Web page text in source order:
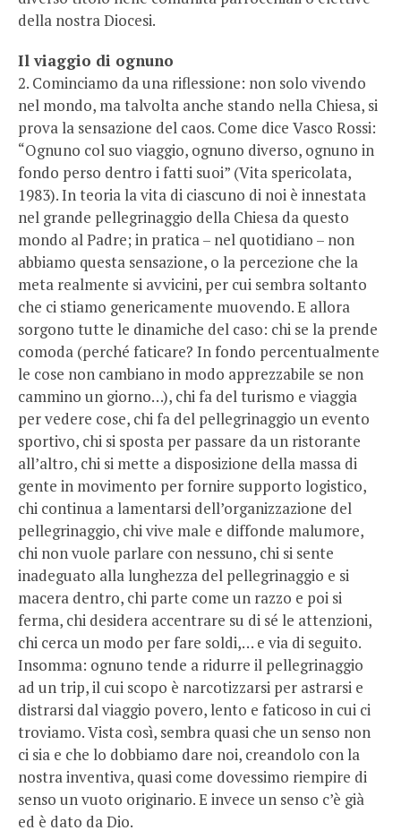
della nostra Diocesi.
Il viaggio di ognuno
2. Cominciamo da una riflessione: non solo vivendo
nel mondo, ma talvolta anche stando nella Chiesa, si
prova la sensazione del caos. Come dice Vasco Rossi:
“Ognuno col suo viaggio, ognuno diverso, ognuno in
fondo perso dentro i fatti suoi” (Vita spericolata,
1983). In teoria la vita di ciascuno di noi è innestata
nel grande pellegrinaggio della Chiesa da questo
mondo al Padre; in pratica – nel quotidiano – non
abbiamo questa sensazione, o la percezione che la
meta realmente si avvicini, per cui sembra soltanto
che ci stiamo genericamente muovendo. E allora
sorgono tutte le dinamiche del caso: chi se la prende
comoda (perché faticare? In fondo percentualmente
le cose non cambiano in modo apprezzabile se non
cammino un giorno…), chi fa del turismo e viaggia
per vedere cose, chi fa del pellegrinaggio un evento
sportivo, chi si sposta per passare da un ristorante
all’altro, chi si mette a disposizione della massa di
gente in movimento per fornire supporto logistico,
chi continua a lamentarsi dell’organizzazione del
pellegrinaggio, chi vive male e diffonde malumore,
chi non vuole parlare con nessuno, chi si sente
inadeguato alla lunghezza del pellegrinaggio e si
macera dentro, chi parte come un razzo e poi si
ferma, chi desidera accentrare su di sé le attenzioni,
chi cerca un modo per fare soldi,… e via di seguito.
Insomma: ognuno tende a ridurre il pellegrinaggio
ad un trip, il cui scopo è narcotizzarsi per astrarsi e
distrarsi dal viaggio povero, lento e faticoso in cui ci
troviamo. Vista così, sembra quasi che un senso non
ci sia e che lo dobbiamo dare noi, creandolo con la
nostra inventiva, quasi come dovessimo riempire di
senso un vuoto originario. E invece un senso c’è già
ed è dato da Dio.